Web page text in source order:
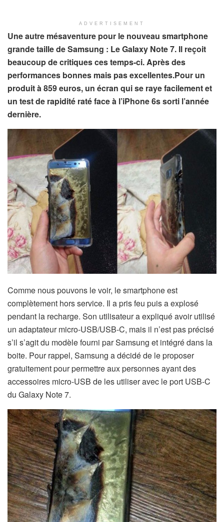
ADVERTISEMENT
Une autre mésaventure pour le nouveau smartphone
grande taille de Samsung : Le Galaxy Note 7. Il reçoit
beaucoup de critiques ces temps-ci. Après des
performances bonnes mais pas excellentes.Pour un
produit à 859 euros, un écran qui se raye facilement et
un test de rapidité raté face à l’iPhone 6s sorti l’année
dernière.
Comme nous pouvons le voir, le smartphone est
complètement hors service. Il a pris feu puis a explosé
pendant la recharge. Son utilisateur a expliqué avoir utilisé
un adaptateur micro-USB/USB-C, mais il n’est pas précisé
s’il s’agit du modèle fourni par Samsung et intégré dans la
boite. Pour rappel, Samsung a décidé de le proposer
gratuitement pour permettre aux personnes ayant des
accessoires micro-USB de les utiliser avec le port USB-C
du Galaxy Note 7.